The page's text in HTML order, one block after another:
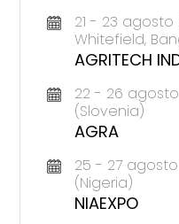
21 - 23 agosto
Whitefield,
AGRITECH
22 - 26
(Slovenia)
AGRA
25 - 27 agosto
(Nigeria)
NIAEXPO